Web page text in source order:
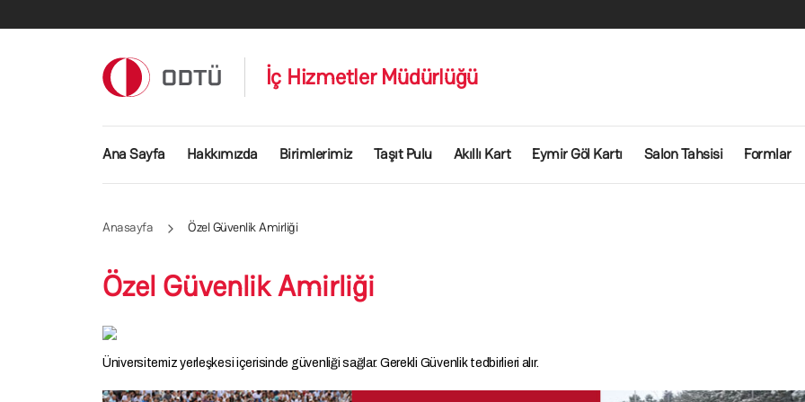
İç Hizmetler Müdürlüğü
Ana gezinti menüsü
Ana Sayfa Hakkımızda Birimlerimiz Taşıt Pulu Akıllı Kart Eymir Göl Kartı Salon Tahsisi Formlar
Anasayfa Özel Güvenlik Amirliği
Özel Güvenlik Amirliği
Üniversitemiz yerleşkesi içerisinde güvenliği sağlar. Gerekli Güvenlik tedbirlieri alır.